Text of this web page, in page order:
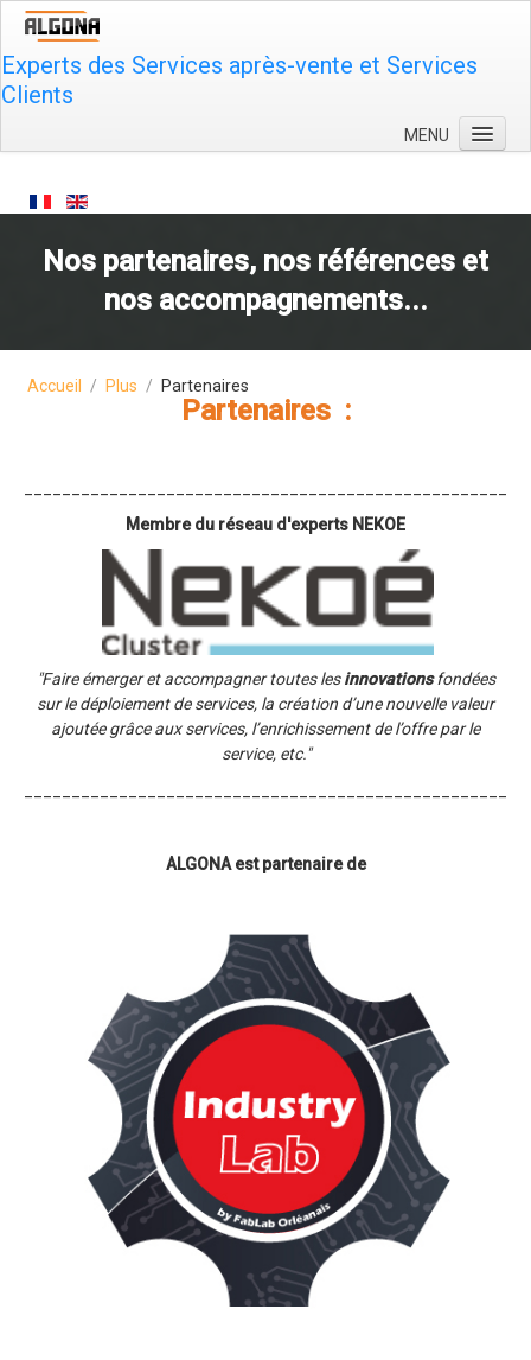
Experts des Services après-vente et Services
Clients
MENU
Rentabilisez
Formez
Contactez-nous
Nos partenaires, nos références et
nos accompagnements...
Accueil / Plus / Partenaires
Partenaires :
Membre du réseau d'experts NEKOE
"Faire émerger et accompagner toutes lesinnovationsfondées
sur le déploiement de services, la création d’une nouvelle valeur
ajoutée grâce aux services, l’enrichissement de l’offre par le
service, etc."
ALGONA est partenaire de